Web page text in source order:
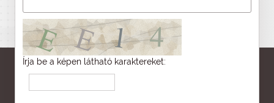
Írja be a képen látható karaktereket: